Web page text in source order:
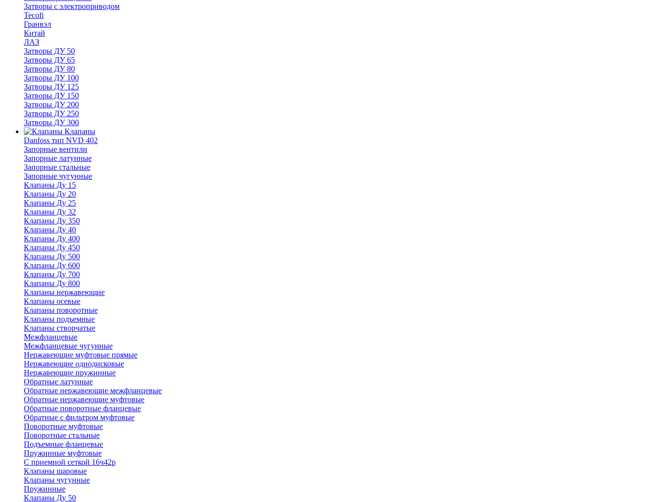
Затворы с электроприводом
Tecofi
Гранвэл
Китай
ЛАЗ
Затворы ДУ 50
Затворы ДУ 65
Затворы ДУ 80
Затворы ДУ 100
Затворы ДУ 125
Затворы ДУ 150
Затворы ДУ 200
Затворы ДУ 250
Затворы ДУ 300
Клапаны
Danfoss тип NVD 402
Запорные вентили
Запорные латунные
Запорные стальные
Запорные чугунные
Клапаны Ду 15
Клапаны Ду 20
Клапаны Ду 25
Клапаны Ду 32
Клапаны Ду 350
Клапаны Ду 40
Клапаны Ду 400
Клапаны Ду 450
Клапаны Ду 500
Клапаны Ду 600
Клапаны Ду 700
Клапаны Ду 800
Клапаны нержавеющие
Клапаны осевые
Клапаны поворотные
Клапаны подъемные
Клапаны створчатые
Межфланцевые
Межфланцевые чугунные
Нержавеющие муфтовые прямые
Нержавеющие однодисковые
Нержавеющие пружинные
Обратные латунные
Обратные нержавеющие межфланцевые
Обратные нержавеющие муфтовые
Обратные поворотные фланцевые
Обратные с фильтром муфтовые
Поворотные муфтовые
Поворотные стальные
Подъемные фланцевые
Пружинные муфтовые
С приемной сеткой 16ч42р
Клапаны шаровые
Клапаны чугунные
Пружинные
Клапаны Ду 50